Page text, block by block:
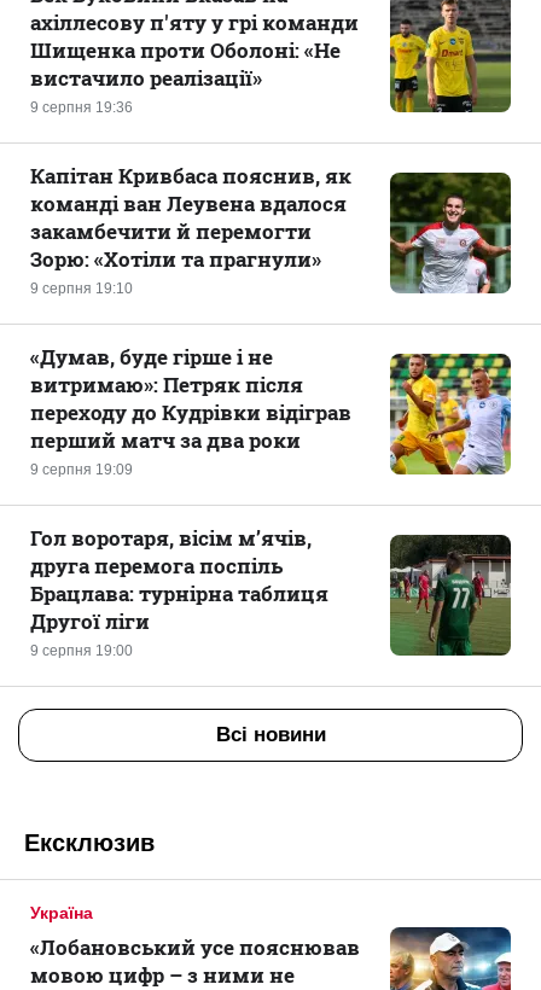
9 серпня 19:36
ахіллесову п'яту у грі команди
Шищенка проти Оболоні: «Не
вистачило реалізації»
9 серпня 19:10
Капітан Кривбаса пояснив, як
команді ван Леувена вдалося
закамбечити й перемогти
Зорю: «Хотіли та прагнули»
9 серпня 19:09
«Думав, буде гірше і не
витримаю»: Петряк після
переходу до Кудрівки відіграв
перший матч за два роки
9 серпня 19:00
Гол воротаря, вісім м’ячів,
друга перемога поспіль
Брацлава: турнірна таблиця
Другої ліги
Всі новини
Ексклюзив
Україна
«Лобановський усе пояснював
мовою цифр – з ними не